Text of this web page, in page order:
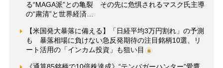
る“MAGA派”との亀裂 その先に危惧されるマスク氏主導
の“粛清”と世界経済…
【米国発大暴落に備える】「日経平均3万円割れ」の予測
も 暴落相場に負けない急反発期待の注目銘柄10選、リ
ート活用の「インカム投資」も狙い目